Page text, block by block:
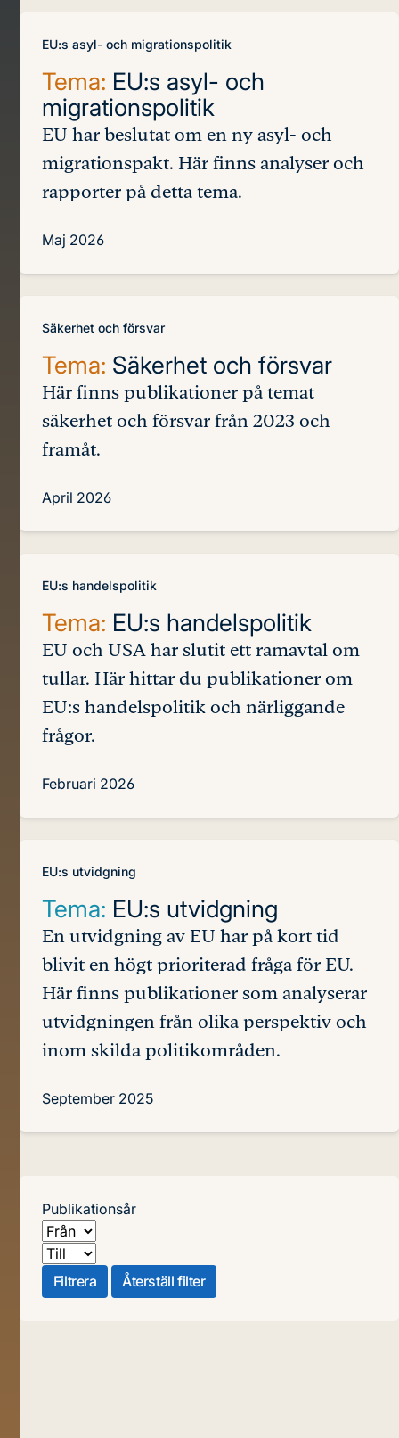
EU:s asyl- och migrationspolitik
Tema: EU:s asyl- och
migrationspolitik
EU har beslutat om en ny asyl- och
migrationspakt. Här finns analyser och
rapporter på detta tema.
Maj 2026
Säkerhet och försvar
Tema: Säkerhet och försvar
Här finns publikationer på temat
säkerhet och försvar från 2023 och
framåt.
April 2026
EU:s handelspolitik
Tema: EU:s handelspolitik
EU och USA har slutit ett ramavtal om
tullar. Här hittar du publikationer om
EU:s handelspolitik och närliggande
frågor.
Februari 2026
EU:s utvidgning
Tema: EU:s utvidgning
En utvidgning av EU har på kort tid
blivit en högt prioriterad fråga för EU.
Här finns publikationer som analyserar
utvidgningen från olika perspektiv och
inom skilda politikområden.
September 2025
Publikationsår
Från
Till
Filtrera
Återställ filter